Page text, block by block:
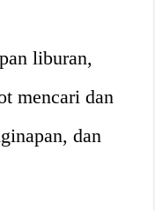
liburan,
mencari dan
dan